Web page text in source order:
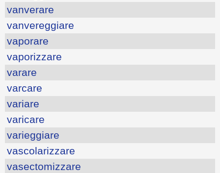
vanverare
vanvereggiare
vaporare
vaporizzare
varare
varcare
variare
varicare
varieggiare
vascolarizzare
vasectomizzare